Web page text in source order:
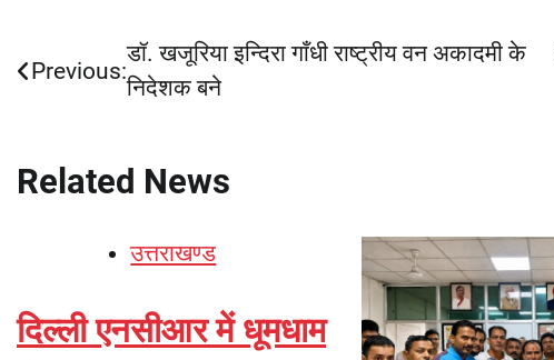
Post
Previous:
डॉ. खजूरिया इन्दिरा गाँधी राष्ट्रीय वन अकादमी के
निदेशक बने
Related News
उत्तराखण्ड
दिल्ली एनसीआर में धूमधाम